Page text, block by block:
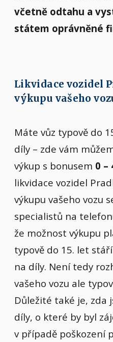
včetně odtahu a
státem oprávněné
Likvidace vozidel
výkupu vašeho
Máte vůz typově do
díly – zde vám
výkup s bonusem 0 –
likvidace vozidel
výkupu vašeho vozu
specialistů na
že možnost výkupu
typově do 15. let
na díly. Není tedy
vašeho vozu ale
Důležité také je, zda
díly, o které by byl
v případě poškození